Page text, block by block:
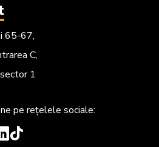
65-67,
C,
1
pe rețelele sociale: